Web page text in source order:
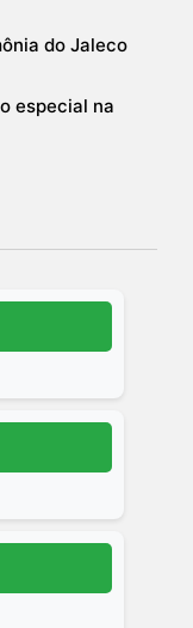
do Jaleco
especial na